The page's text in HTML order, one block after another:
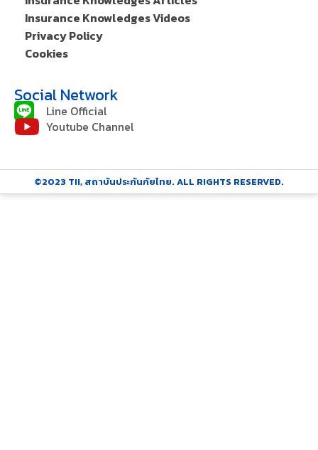
Insurance Knowledges Videos
Privacy Policy
Cookies
Social Network
Line Official
Youtube Channel
©2023 TII, สถาบันประกันภัยไทย. ALL RIGHTS RESERVED.